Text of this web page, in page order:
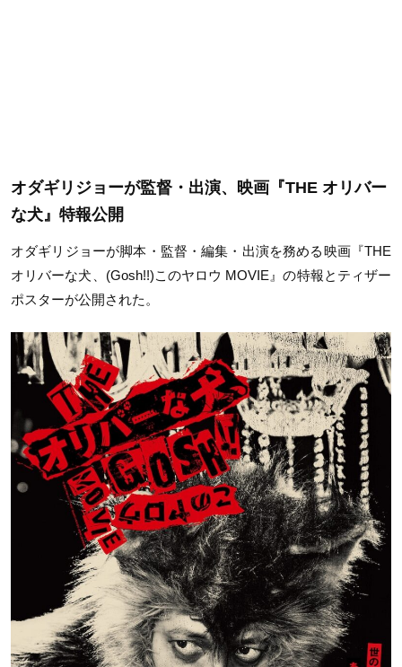
オダギリジョーが監督・出演、映画『THE オリバー
な犬』特報公開
オダギリジョーが脚本・監督・編集・出演を務める映画『THE
オリバーな犬、 (Gosh!!)このヤロウ MOVIE 』の特報とティザー
ポスターが公開された。